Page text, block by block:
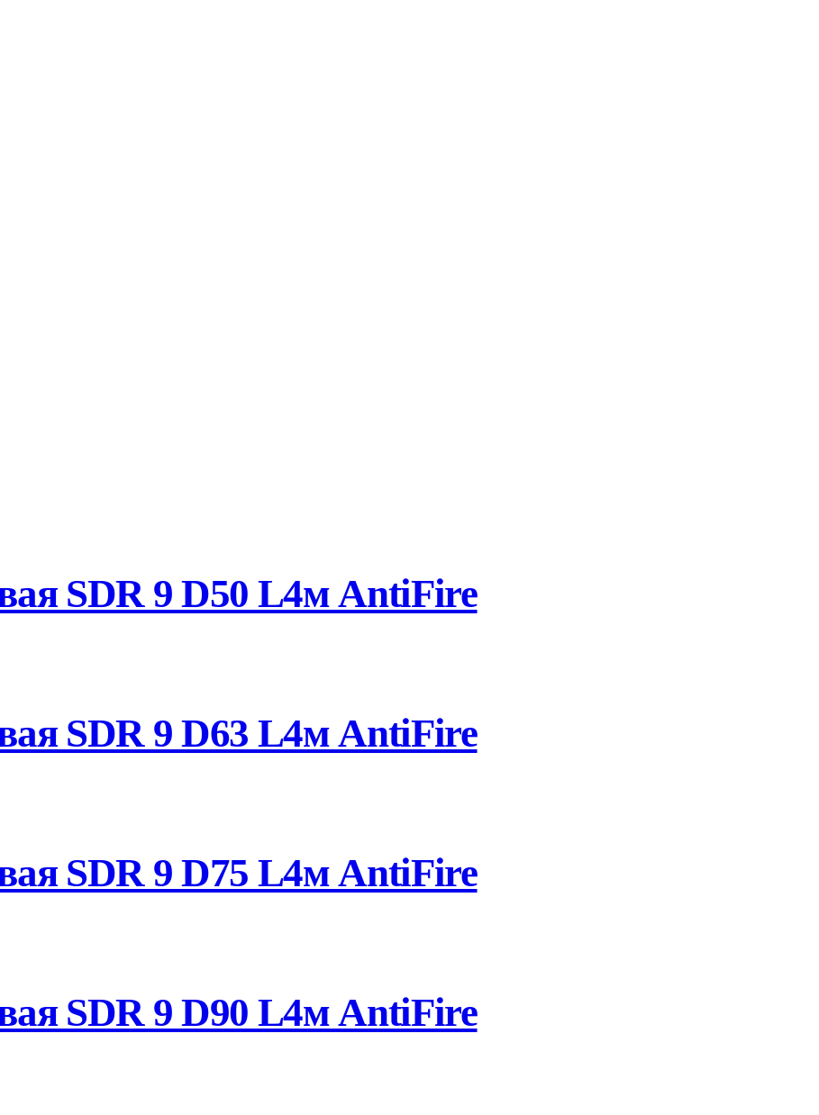
SDR 9 D50 L4м AntiFire
SDR 9 D63 L4м AntiFire
SDR 9 D75 L4м AntiFire
SDR 9 D90 L4м AntiFire